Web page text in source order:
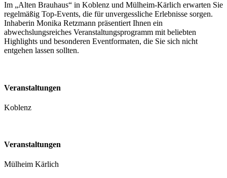
Im „Alten Brauhaus“ in Koblenz und Mülheim-Kärlich erwarten Sie
regelmäßig Top-Events, die für unvergessliche Erlebnisse sorgen.
Inhaberin Monika Retzmann präsentiert Ihnen ein
abwechslungsreiches Veranstaltungsprogramm mit beliebten
Highlights und besonderen Eventformaten, die Sie sich nicht
entgehen lassen sollten.
Veranstaltungen
Koblenz
Veranstaltungen
Mülheim Kärlich